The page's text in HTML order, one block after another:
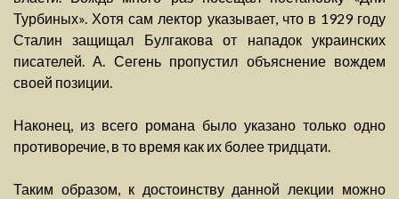
Турбиных». Хотя сам лектор указывает, что в 1929 году
Сталин защищал Булгакова от нападок украинских
писателей. А. Сегень пропустил объяснение вождем
своей позиции.
Наконец, из всего романа было указано только одно
противоречие, в то время как их более тридцати.
Таким образом, к достоинству данной лекции можно